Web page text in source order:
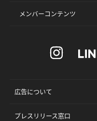
メンバーコンテンツ
広告について
プレスリリース窓口